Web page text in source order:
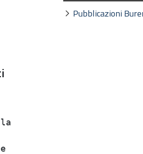
noto che
del
la quale la
6/95, ha
alle aree
Pubblicazioni